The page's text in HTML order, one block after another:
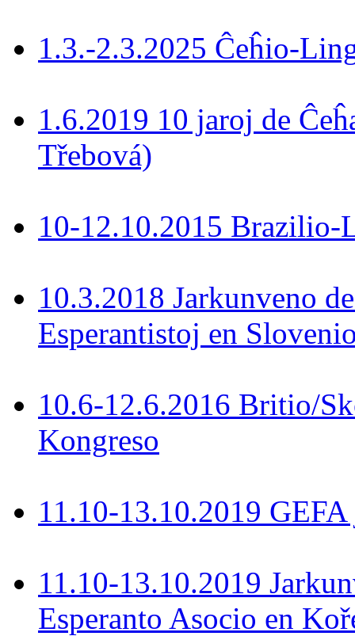
1.3.-2.3.2025 Ĉeĥio-
1.6.2019 10 jaroj de
Třebová)
10-12.10.2015
10.3.2018 Jarkunveno
Esperantistoj en
10.6-12.6.2016 Britio/
Kongreso
11.10-13.10.2019
11.10-13.10.2019
Esperanto Asocio en